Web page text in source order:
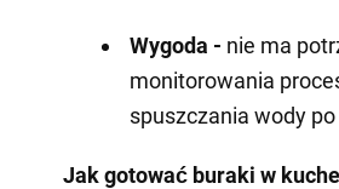
Wygoda - nie ma
monitorowania
spuszczania wody
Jak gotować buraki w